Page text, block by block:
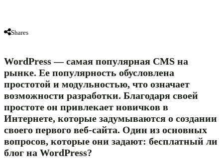
Shares
WordPress — самая популярная CMS на
рынке. Ее популярность обусловлена
простотой и модульностью, что означает
возможности разработки. Благодаря своей
простоте он привлекает новичков в
Интернете, которые задумываются о создании
своего первого веб-сайта. Один из основных
вопросов, которые они задают: бесплатный ли
блог на WordPress?